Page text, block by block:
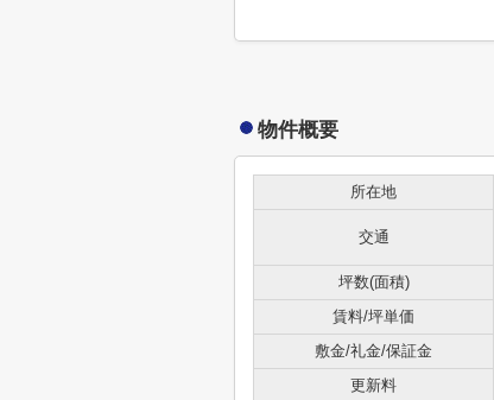
物件概要
所在地
交通
坪数(面積)
賃料/坪単価
敷金/礼金/保証金
更新料